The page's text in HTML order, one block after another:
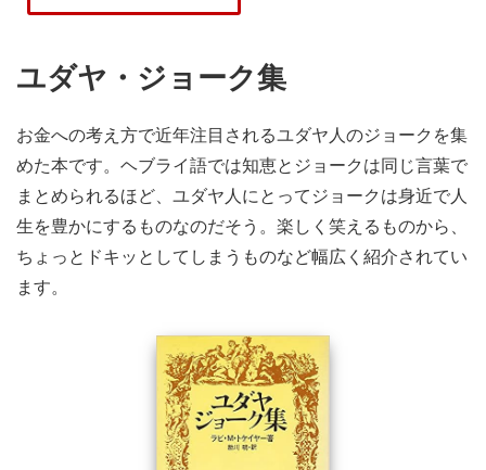
ユダヤ・ジョーク集
お金への考え方で近年注目されるユダヤ人のジョークを集
めた本です。ヘブライ語では知恵とジョークは同じ言葉で
まとめられるほど、ユダヤ人にとってジョークは身近で人
生を豊かにするものなのだそう。楽しく笑えるものから、
ちょっとドキッとしてしまうものなど幅広く紹介されてい
ます。